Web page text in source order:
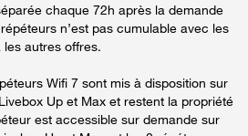
chaque 72h après la demande
n’est pas cumulable avec les
autres offres.
Wifi 7 sont mis à disposition sur
Up et Max et restent la propriété
est accessible sur demande sur